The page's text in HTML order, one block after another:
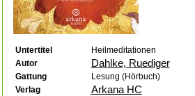
Untertitel
Heilmeditationen
Autor
Dahlke, Ruediger
Gattung
Lesung (Hörbuch)
Verlag
Arkana HC